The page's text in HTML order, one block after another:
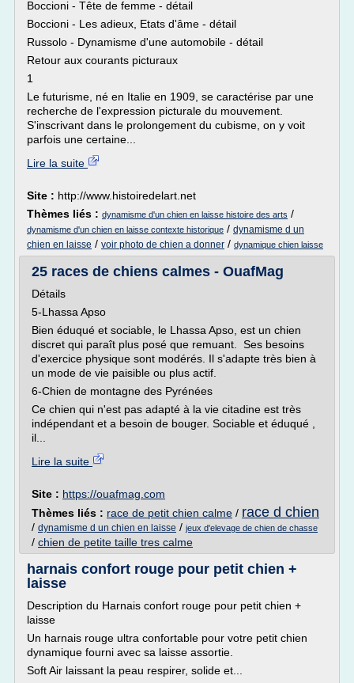
Boccioni - Tête de femme - détail
Boccioni - Les adieux, Etats d'âme - détail
Russolo - Dynamisme d'une automobile - détail
Retour aux courants picturaux
1
Le futurisme, né en Italie en 1909, se caractérise par une
recherche de l'expression picturale du mouvement.
S'inscrivant dans le prolongement du cubisme, on y voit
parfois une certaine...
Lire la suite
Site : http://www.histoiredelart.net
Thèmes liés : dynamisme d'un chien en laisse histoire des arts /
dynamisme d'un chien en laisse contexte historique / dynamisme d un
chien en laisse / voir photo de chien a donner / dynamique chien laisse
25 races de chiens calmes - OuafMag
Détails
5-Lhassa Apso
Bien éduqué et sociable, le Lhassa Apso, est un chien
discret qui paraît plus posé que remuant. Ses besoins
d'exercice physique sont modérés. Il s'adapte très bien à
un mode de vie paisible ou plus actif.
6-Chien de montagne des Pyrénées
Ce chien qui n'est pas adapté à la vie citadine est très
indépendant et a besoin de bouger. Sociable et éduqué ,
il...
Lire la suite
Site : https://ouafmag.com
Thèmes liés : race de petit chien calme / race d chien
/ dynamisme d un chien en laisse / jeux d'elevage de chien de chasse
/ chien de petite taille tres calme
harnais confort rouge pour petit chien +
laisse
Description du Harnais confort rouge pour petit chien +
laisse
Un harnais rouge ultra confortable pour votre petit chien
dynamique fourni avec sa laisse assortie.
Soft Air laissant la peau respirer, solide et...